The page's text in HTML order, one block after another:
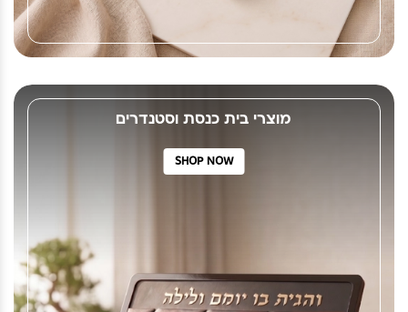
מוצרי בית כנסת וסטנדרים
SHOP NOW